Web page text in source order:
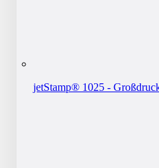
jetStamp® 1025 -